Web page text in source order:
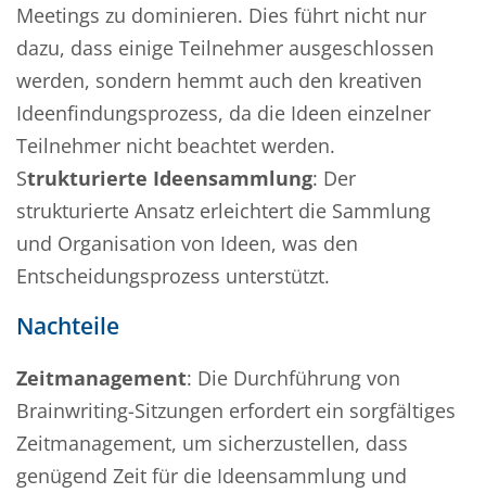
Meetings zu dominieren. Dies führt nicht nur
dazu, dass einige Teilnehmer ausgeschlossen
werden, sondern hemmt auch den kreativen
Ideenfindungsprozess, da die Ideen einzelner
Teilnehmer nicht beachtet werden.
Strukturierte Ideensammlung: Der
strukturierte Ansatz erleichtert die Sammlung
und Organisation von Ideen, was den
Entscheidungsprozess unterstützt.
Nachteile
Zeitmanagement: Die Durchführung von
Brainwriting-Sitzungen erfordert ein sorgfältiges
Zeitmanagement, um sicherzustellen, dass
genügend Zeit für die Ideensammlung und